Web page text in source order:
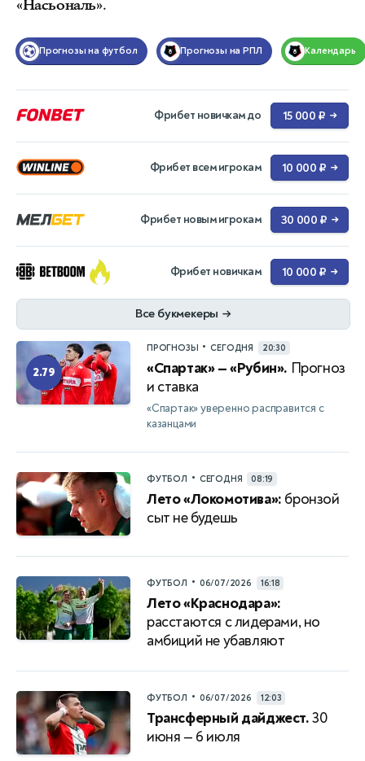
«Насьональ».
Прогнозы на футбол Прогнозы на РПЛ Календарь
Фрибет новичкам до 15 000 ₽ →
Фрибет всем игрокам 10 000 ₽ →
Фрибет новым игрокам 30 000 ₽ →
Фрибет новичкам 10 000 ₽ →
Все букмекеры →
2.79
ПРОГНОЗЫ • СЕГОДНЯ 20:30
«Спартак» — «Рубин». Прогноз
и ставка
«Спартак» уверенно расправится с
казанцами
ФУТБОЛ • СЕГОДНЯ 08:19
Лето «Локомотива»: бронзой
сыт не будешь
ФУТБОЛ • 06/07/2026 16:18
Лето «Краснодара»:
расстаются с лидерами, но
амбиций не убавляют
ФУТБОЛ • 06/07/2026 12:03
Трансферный дайджест.30
июня — 6 июля